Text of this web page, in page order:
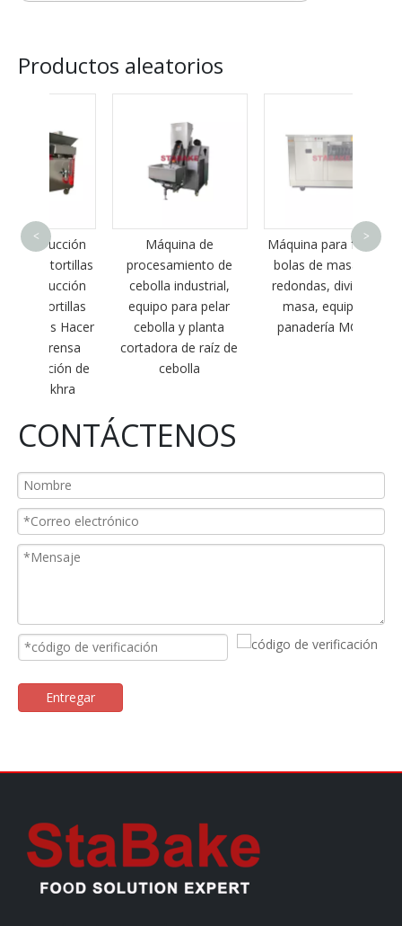
Productos aleatorios
Máquina de
procesamiento de
cebolla industrial,
equipo para pelar
cebolla y planta
cortadora de raíz de
Máquina para fabricar
bolas de masa más
redondas, divisor de
masa, equipo de
panadería MG65-2
de
< >
CONTÁCTENOS
Entregar